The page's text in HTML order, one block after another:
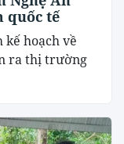
quốc tế
kế hoạch về
ra thị trường